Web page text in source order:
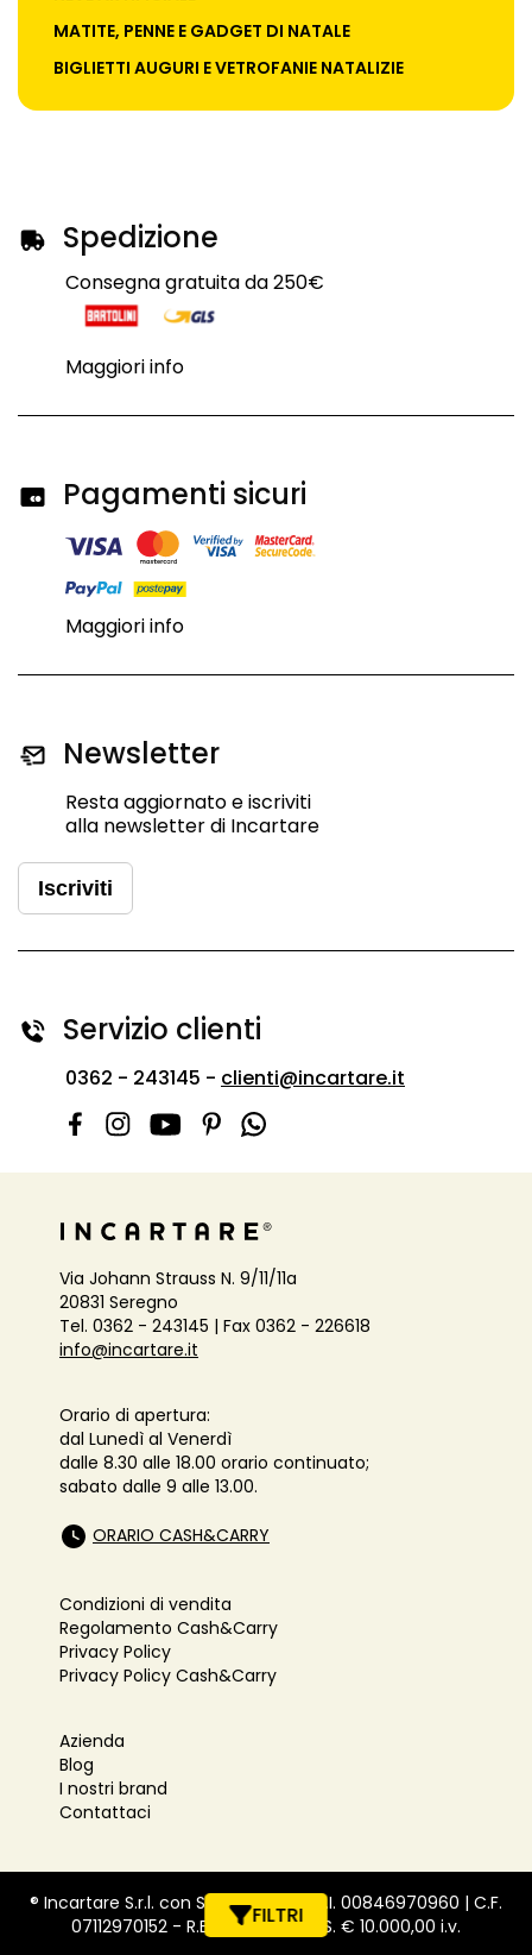
MATITE, PENNE E GADGET DI NATALE
BIGLIETTI AUGURI E VETROFANIE NATALIZIE
FILTRI
Spedizione
Consegna gratuita da 250€
Maggiori info
Pagamenti sicuri
Maggiori info
Newsletter
Resta aggiornato e iscriviti
alla newsletter di Incartare
Iscriviti
Servizio clienti
0362 - 243145 - clienti@incartare.it
Via Johann Strauss N. 9/11/11a
20831 Seregno
Tel. 0362 - 243145 | Fax 0362 - 226618
info@incartare.it
Orario di apertura:
dal Lunedì al Venerdì
dalle 8.30 alle 18.00 orario continuato;
sabato dalle 9 alle 13.00.
ORARIO CASH&CARRY
Condizioni di vendita
Regolamento Cash&Carry
Privacy Policy
Privacy Policy Cash&Carry
Azienda
Blog
I nostri brand
Contattaci
® Incartare S.r.l. con Socio Unico - P.I. 00846970960 | C.F.
07112970152 - R.E.A. 1139707| C.S. € 10.000,00 i.v.